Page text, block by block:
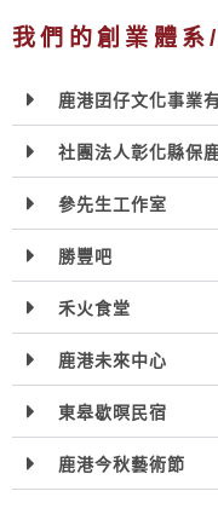
我們的創業體系
鹿港囝仔文化事業
社團法人彰化縣保
參先生工作室
勝豐吧
禾火食堂
鹿港未來中心
東皋歇暝民宿
鹿港今秋藝術節